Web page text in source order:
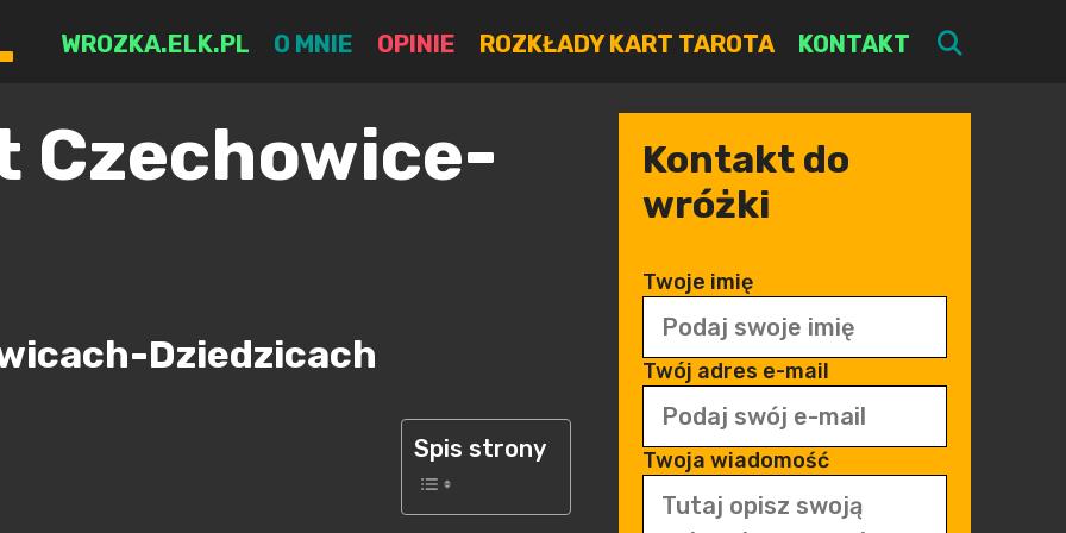
WROZKA.ELK.PL O MNIE OPINIE ROZKŁADY KART TAROTA KONTAKT
Czechowice-
Dziedzicach
Spis strony
Kontakt do
wróżki
Twoje imię
Twój adres e-mail
Twoja wiadomość